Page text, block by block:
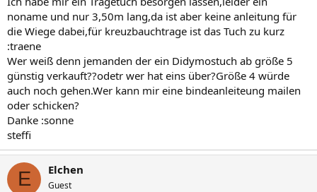
noname und nur 3,50m lang,da ist aber keine anleitung für
die Wiege dabei,für kreuzbauchtrage ist das Tuch zu kurz
:traene
Wer weiß denn jemanden der ein Didymostuch ab größe 5
günstig verkauft??odetr wer hat eins über?Größe 4 würde
auch noch gehen.Wer kann mir eine bindeanleiteung mailen
oder schicken?
Danke :sonne
steffi
E Elchen
Guest